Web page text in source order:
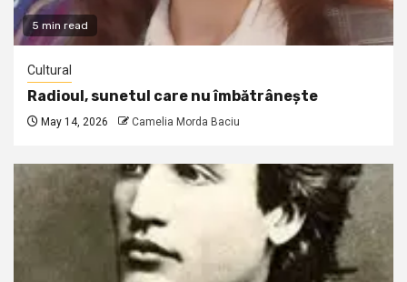
5 min read
Cultural
Radioul, sunetul care nu îmbătrânește
May 14, 2026 Camelia Morda Baciu